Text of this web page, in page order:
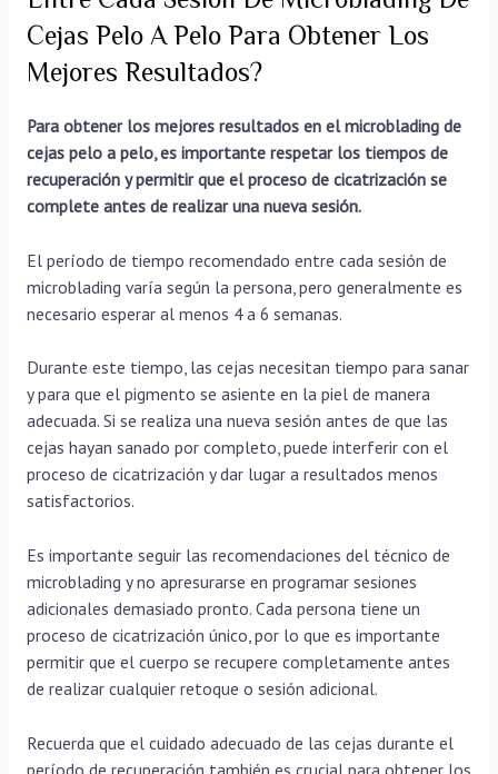
Cejas Pelo A Pelo Para Obtener Los
Mejores Resultados?
Para obtener los mejores resultados en el microblading de
cejas pelo a pelo, es importante respetar los tiempos de
recuperación y permitir que el proceso de cicatrización se
complete antes de realizar una nueva sesión.
El período de tiempo recomendado entre cada sesión de
microblading varía según la persona, pero generalmente es
necesario esperar al menos 4 a 6 semanas.
Durante este tiempo, las cejas necesitan tiempo para sanar
y para que el pigmento se asiente en la piel de manera
adecuada. Si se realiza una nueva sesión antes de que las
cejas hayan sanado por completo, puede interferir con el
proceso de cicatrización y dar lugar a resultados menos
satisfactorios.
Es importante seguir las recomendaciones del técnico de
microblading y no apresurarse en programar sesiones
adicionales demasiado pronto. Cada persona tiene un
proceso de cicatrización único, por lo que es importante
permitir que el cuerpo se recupere completamente antes
de realizar cualquier retoque o sesión adicional.
Recuerda que el cuidado adecuado de las cejas durante el
período de recuperación también es crucial para obtener los